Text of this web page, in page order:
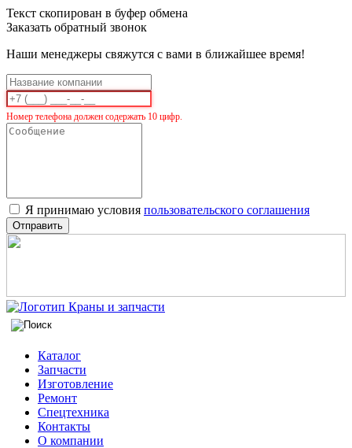
Текст скопирован в буфер обмена
Заказать обратный звонок
Наши менеджеры свяжутся с вами в ближайшее время!
Номер телефона должен содержать 10 цифр.
Я принимаю условия пользовательского соглашения
Отправить
Каталог
Запчасти
Изготовление
Ремонт
Спецтехника
Контакты
О компании